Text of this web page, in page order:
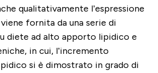
qualitativamente l’espressione
fornita da una serie di
diete ad alto apporto lipidico e
in cui, l’incremento
si è dimostrato in grado di